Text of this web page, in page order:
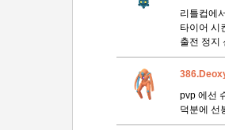
리틀컵에
타이어 시
출전 정지
pvp 에선
덕분에 선